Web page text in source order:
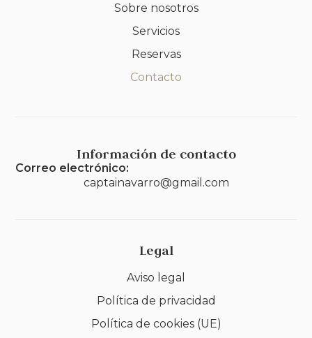
Sobre nosotros
Servicios
Reservas
Contacto
Información de contacto
Correo electrónico:
captainavarro@gmail.com
Legal
Aviso legal
Política de privacidad
Política de cookies (UE)